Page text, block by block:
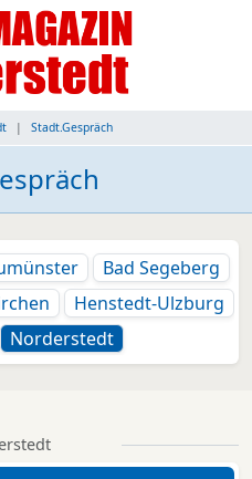
Stadt.Gespräch
Bad Segeberg
Henstedt-Ulzburg
Norderstedt